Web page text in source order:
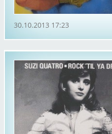
30.10.2013 17:23